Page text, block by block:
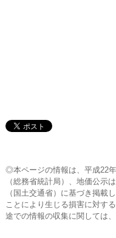
◎本ページの情報は、平成22
（総務省統計局）、地価公示
（国土交通省）に基づき掲載
ことにより生じる損害に対す
途での情報の収集に関しては